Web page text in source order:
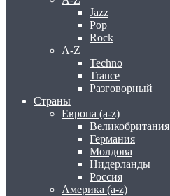
Jazz
Pop
Rock
A-Z
Techno
Trance
Разговорный
Страны
Европа (a-z)
Великобритания
Германия
Молдова
Нидерланды
Россия
Америка (a-z)